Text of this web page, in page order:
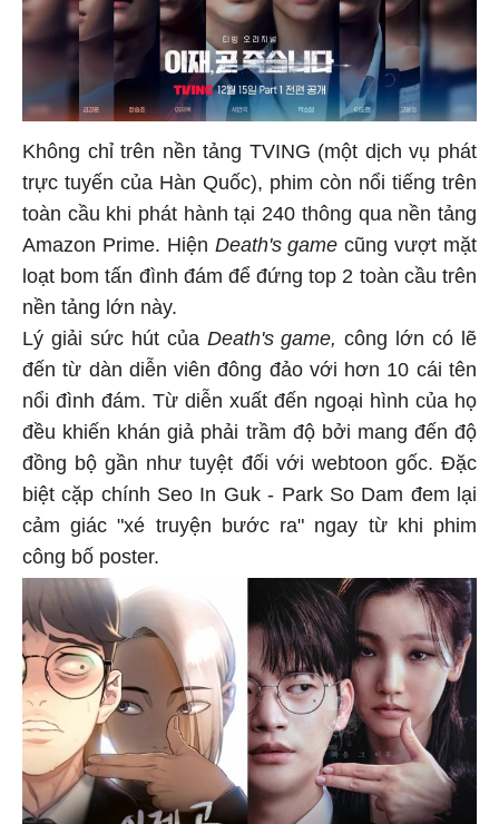
Không chỉ trên nền tảng TVING (một dịch vụ phát
trực tuyến của Hàn Quốc), phim còn nổi tiếng trên
toàn cầu khi phát hành tại 240 thông qua nền tảng
Amazon Prime. Hiện Death's game cũng vượt mặt
loạt bom tấn đình đám để đứng top 2 toàn cầu trên
nền tảng lớn này.
Lý giải sức hút củaDeath's game, công lớn có lẽ
đến từ dàn diễn viên đông đảo với hơn 10 cái tên
nổi đình đám. Từ diễn xuất đến ngoại hình của họ
đều khiến khán giả phải trầm độ bởi mang đến độ
đồng bộ gần như tuyệt đối với webtoon gốc. Đặc
biệt cặp chính Seo In Guk - Park So Dam đem lại
cảm giác "xé truyện bước ra" ngay từ khi phim
công bố poster.